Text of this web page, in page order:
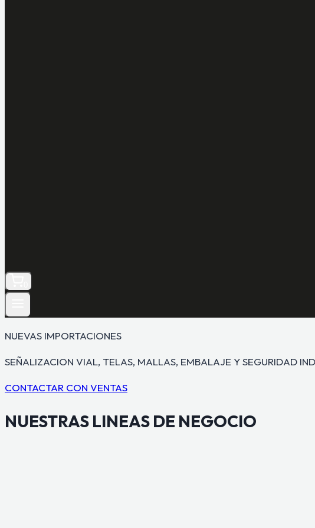
NUEVAS IMPORTACIONES
SEÑALIZACION VIAL, TELAS, MALLAS, EMBALAJE Y SEGURIDAD
CONTACTAR CON VENTAS
NUESTRAS LINEAS DE NEGOCIO